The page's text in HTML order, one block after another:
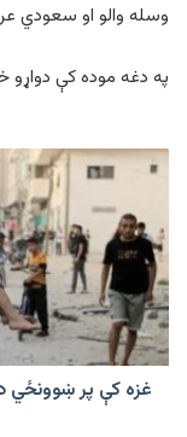
وسله والو او سعودي
په دغه موده کې دواړو
غزه
ښوونځي
د
اسرائیلو
برید؛
شاوخوا
۱۰۰
ملکي